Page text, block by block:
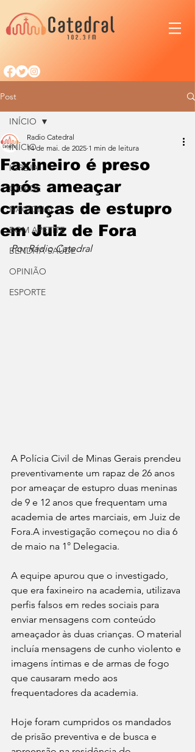
Post
INÍCIO
IGREJA
CIDADE
NACIONAL
BOM APETITE
BENDITA SAÚDE
OPINIÃO
ESPORTE
INÍCIO
Faxineiro é preso
após ameaçar
crianças de estupro
em Juiz de Fora
Radio Catedral
14 de mai. de 2025 1 min de leitura
Por Rádio Catedral
A Polícia Civil de Minas Gerais prendeu
preventivamente um rapaz de 26 anos
por ameaçar de estupro duas meninas
de 9 e 12 anos que frequentam uma
academia de artes marciais, em Juiz de
Fora.A investigação começou no dia 6
de maio na 1° Delegacia.
A equipe apurou que o investigado,
que era faxineiro na academia, utilizava
perfis falsos em redes sociais para
enviar mensagens com conteúdo
ameaçador às duas crianças. O material
incluía mensagens de cunho violento e
imagens íntimas e de armas de fogo
que causaram medo aos
frequentadores da academia.
Hoje foram cumpridos os mandados
de prisão preventiva e de busca e